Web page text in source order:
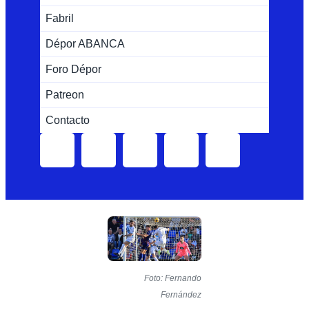
Fabril
Dépor ABANCA
Foro Dépor
Patreon
Contacto
Foto: Fernando
Fernández